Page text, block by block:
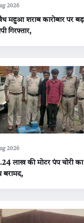
2026
महुआ शराब कारोबार पर
गिरफ्तार,
2026
लाख की मोटर पंप चोरी
बरामद,